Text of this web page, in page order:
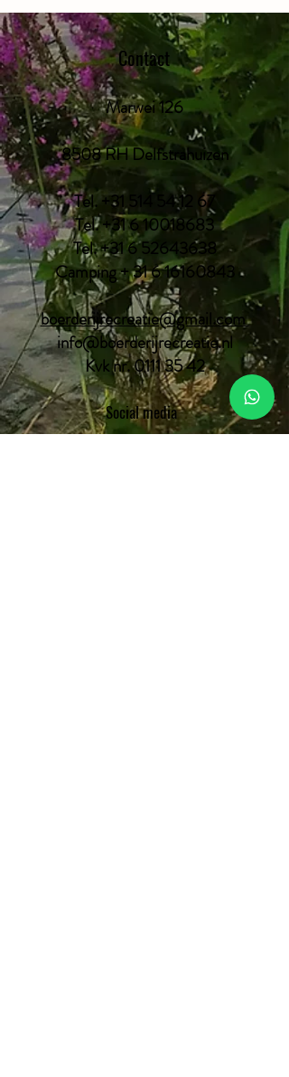
Contact
Marwei 126
8508 RH Delfstrahuizen
Tel.+31 514 54 12 67
Tel.+31 6 10018683
Tel.+31 6 52643638
Camping + 31 6 16160843
boerderijrecreatie@gmail.com
info@boerderijrecreatie.nl
Kvk nr.0111 35 42
Social media